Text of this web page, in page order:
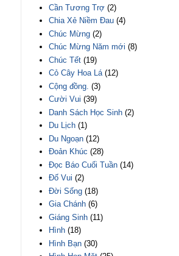
Cần Tương Trợ (2)
Chia Xẻ Niềm Đau (4)
Chúc Mừng (2)
Chúc Mừng Năm mới (8)
Chúc Tết (19)
Cỏ Cây Hoa Lá (12)
Cộng đồng. (3)
Cười Vui (39)
Danh Sách Học Sinh (2)
Du Lịch (1)
Du Ngoạn (12)
Đoản Khúc (28)
Đọc Báo Cuối Tuần (14)
Đố Vui (2)
Đời Sống (18)
Gia Chánh (6)
Giáng Sinh (11)
Hình (18)
Hình Bạn (30)